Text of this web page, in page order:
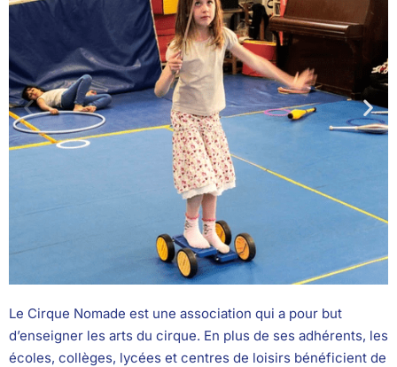
Le Cirque Nomade est une association qui a pour but
d’enseigner les arts du cirque. En plus de ses adhérents, les
écoles, collèges, lycées et centres de loisirs bénéficient de